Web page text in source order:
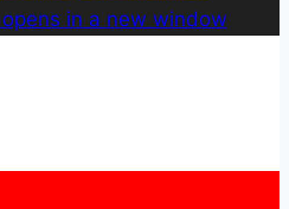
opens in a new window